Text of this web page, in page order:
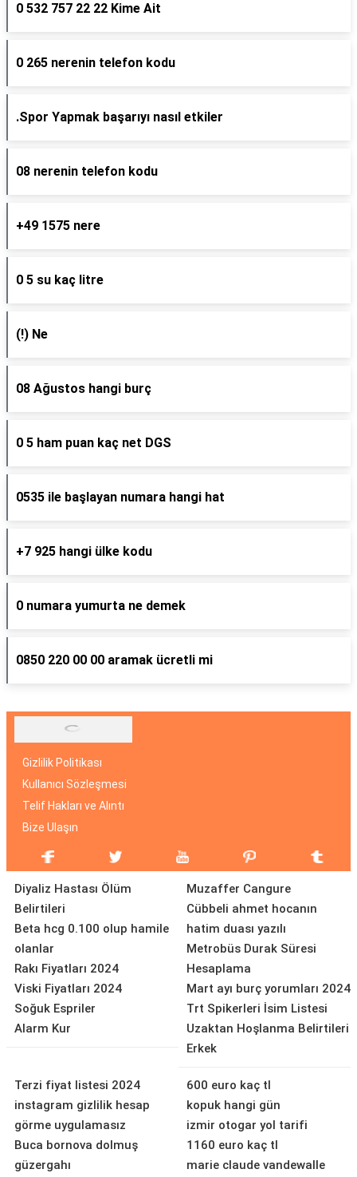
0 532 757 22 22 Kime Ait
0 265 nerenin telefon kodu
.Spor Yapmak başarıyı nasıl etkiler
08 nerenin telefon kodu
+49 1575 nere
0 5 su kaç litre
(!) Ne
08 Ağustos hangi burç
0 5 ham puan kaç net DGS
0535 ile başlayan numara hangi hat
+7 925 hangi ülke kodu
0 numara yumurta ne demek
0850 220 00 00 aramak ücretli mi
Gizlilik Politikası
Kullanıcı Sözleşmesi
Telif Hakları ve Alıntı
Bize Ulaşın
Diyaliz Hastası Ölüm
Belirtileri
Beta hcg 0.100 olup hamile
olanlar
Rakı Fiyatları 2024
Viski Fiyatları 2024
Soğuk Espriler
Alarm Kur
Muzaffer Cangure
Cübbeli ahmet hocanın
hatim duası yazılı
Metrobüs Durak Süresi
Hesaplama
Mart ayı burç yorumları 2024
Trt Spikerleri İsim Listesi
Uzaktan Hoşlanma Belirtileri
Erkek
Terzi fiyat listesi 2024
instagram gizlilik hesap
görme uygulamasız
Buca bornova dolmuş
güzergahı
600 euro kaç tl
kopuk hangi gün
izmir otogar yol tarifi
1160 euro kaç tl
marie claude vandewalle